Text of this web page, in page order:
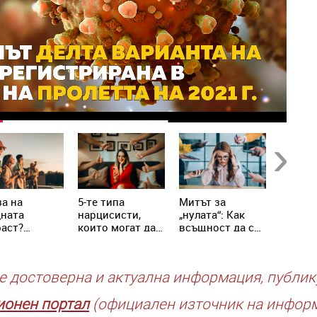
на
5-те типа
нарцисисти,
които могат да
Митът за
„нулата“: Как
всъщност да се
достоверна и актуална информация,
портал (официален източник на